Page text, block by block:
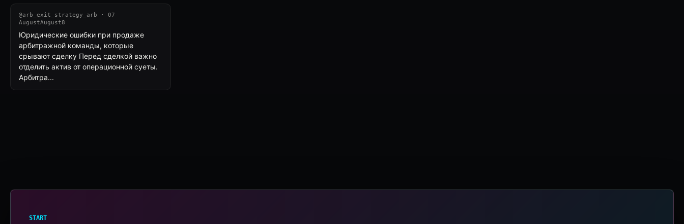
@arb_exit_strategy_arb · 07
AugustAugust8
Юридические ошибки при продаже
арбитражной команды, которые
срывают сделку Перед сделкой важно
отделить актив от операционной суеты.
Арбитра...
START